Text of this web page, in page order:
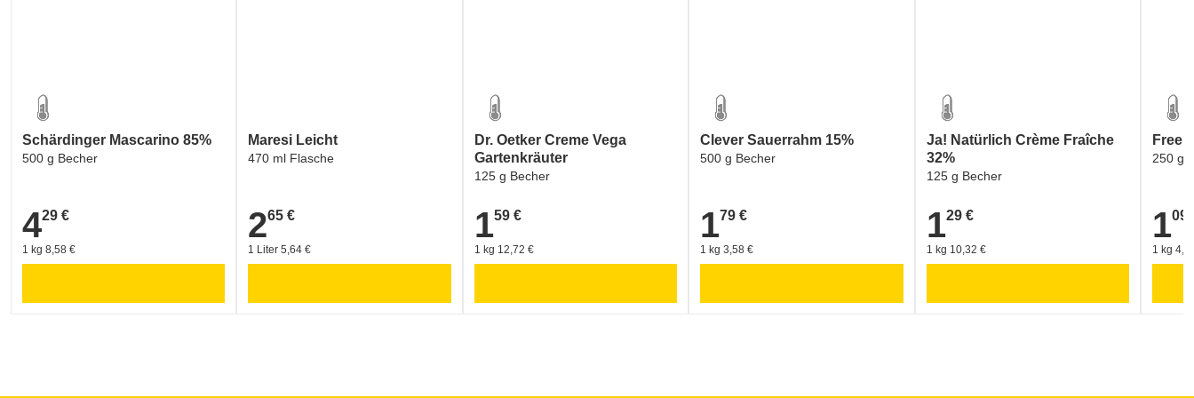
Schärdinger Mascarino 85%
500 g Becher
4,29 €
429 €
1 kg 8,58 €
Maresi Leicht
470 ml Flasche
2,65 €
265 €
1 Liter 5,64 €
Dr. Oetker Creme Vega
Gartenkräuter
125 g Becher
1,59 €
159 €
1 kg 12,72 €
Clever Sauerrahm 15%
500 g Becher
1,79 €
179 €
1 kg 3,58 €
Ja! Natürlich Crème Fraîche
32%
125 g Becher
1,29 €
129 €
1 kg 10,32 €
Free
250 g
1,09 €
109
1 kg